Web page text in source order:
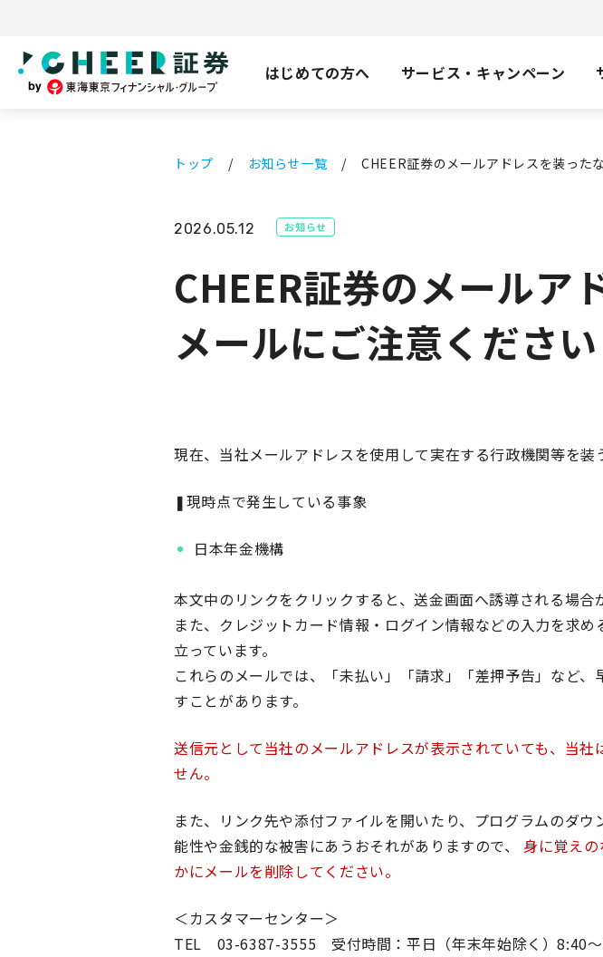
はじめての方へ サービス・キャンペーン
トップ お知らせ一覧 CHEER証券のメールアドレスを装った
2026.05.12 お知らせ
CHEER証券のメールア
メールにご注意ください
現在、当社メールアドレスを使用して実在する行政機関等を装
❚現時点で発生している事象
日本年金機構
本文中のリンクをクリックすると、送金画面へ誘導される場合
また、クレジットカード情報・ログイン情報などの入力を求
立っています。
これらのメールでは、「未払い」「請求」「差押予告」など
すことがあります。
送信元として当社のメールアドレスが表示されていても、当
せん。
また、リンク先や添付ファイルを開いたり、プログラムのダ
能性や金銭的な被害にあうおそれがありますので、身に覚え
かにメールを削除してください。
＜カスタマーセンター＞
TEL 03-6387-3555 受付時間：平日（年末年始除く）8:40